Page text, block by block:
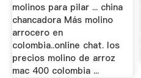
molinos para pilar ... china
chancadora Más molino
arrocero en
colombia..online chat. los
precios molino de arroz
mac 400 colombia ...